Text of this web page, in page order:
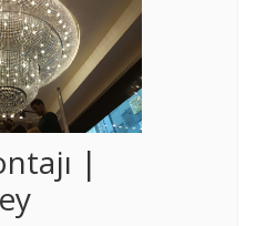
|